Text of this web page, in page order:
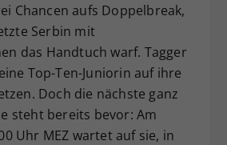
Chancen aufs Doppelbreak,
Serbin mit
das Handtuch warf. Tagger
Top-Ten-Juniorin auf ihre
Doch die nächste ganz
steht bereits bevor: Am
Uhr MEZ wartet auf sie, in